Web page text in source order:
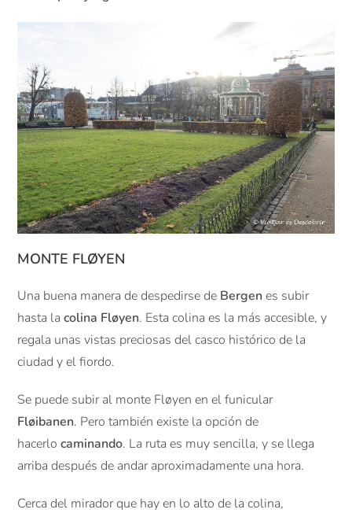
MONTE FLØYEN
Una buena manera de despedirse de Bergen es subir
hasta lacolina Fløyen. Esta colina es la más accesible, y
regala unas vistas preciosas del casco histórico de la
ciudad y el fiordo.
Se puede subir al monte Fløyen en el funicular
Fløibanen. Pero también existe la opción de
hacerlocaminando. La ruta es muy sencilla, y se llega
arriba después de andar aproximadamente una hora.
Cerca del mirador que hay en lo alto de la colina,